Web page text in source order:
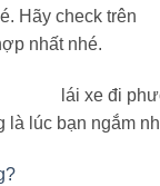
Hãy check trên
nhất nhé.
là lúc bạn ngắm